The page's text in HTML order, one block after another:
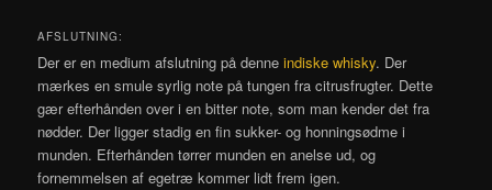
AFSLUTNING:
Der er en medium afslutning på denneindiske whisky. Der
mærkes en smule syrlig note på tungen fra citrusfrugter. Dette
gær efterhånden over i en bitter note, som man kender det fra
nødder. Der ligger stadig en fin sukker- og honningsødme i
munden. Efterhånden tørrer munden en anelse ud, og
fornemmelsen af egetræ kommer lidt frem igen.